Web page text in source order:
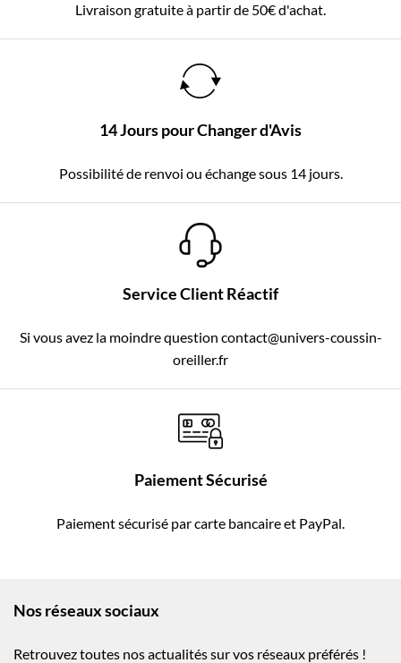
Livraison gratuite à partir de 50€ d'achat.
14 Jours pour Changer d'Avis
Possibilité de renvoi ou échange sous 14 jours.
Service Client Réactif
Si vous avez la moindre question contact@univers-coussin-
oreiller.fr
Paiement Sécurisé
Paiement sécurisé par carte bancaire et PayPal.
Nos réseaux sociaux
Retrouvez toutes nos actualités sur vos réseaux préférés !